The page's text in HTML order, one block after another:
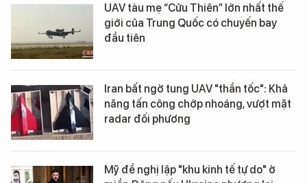
UAV tàu mẹ “Cửu Thiên” lớn nhất thế
giới của Trung Quốc có chuyến bay
đầu tiên
Iran bất ngờ tung UAV "thần tốc": Khả
năng tấn công chớp nhoáng, vượt mặt
radar đối phương
Mỹ đề nghị lập "khu kinh tế tự do" ở